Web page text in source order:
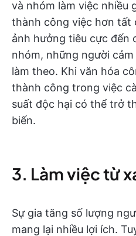
và nhóm làm việc nhiều
thành công việc hơn tất
ảnh hưởng tiêu cực đến
nhóm, những người
làm theo. Khi văn hóa
thành công trong việc
suất độc hại có thể trở
biến.
3. Làm việc từ
Sự gia tăng số lượng
mang lại nhiều lợi ích.